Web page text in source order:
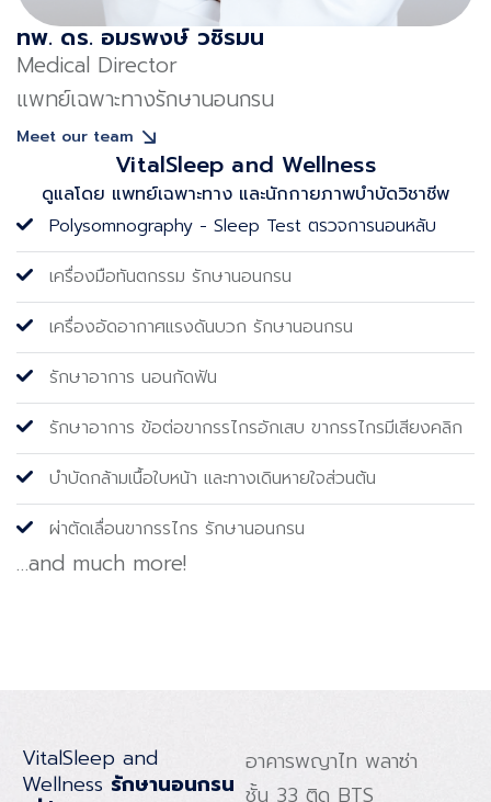
ทพ. ดร. อมรพงษ์ วชิรมน
Medical Director
แพทย์เฉพาะทางรักษานอนกรน
Meet our team
VitalSleep and Wellness
ดูแลโดย แพทย์เฉพาะทาง และนักกายภาพบําบัดวิชาชีพ
Polysomnography - Sleep Test ตรวจการนอนหลับ
เครื่องมือทันตกรรม รักษานอนกรน
เครื่องอัดอากาศแรงดันบวก รักษานอนกรน
รักษาอาการ นอนกัดฟัน
รักษาอาการ ข้อต่อขากรรไกรอักเสบ ขากรรไกรมีเสียงคลิก
บำบัดกล้ามเนื้อใบหน้า และทางเดินหายใจส่วนต้น
ผ่าตัดเลื่อนขากรรไกร รักษานอนกรน
…and much more!
VitalSleep and
Wellness รักษานอนกรน
อาคารพญาไท พลาซ่า
ชั้น 33 ติด BTS